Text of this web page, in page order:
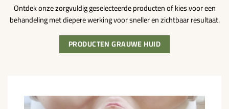
Ontdek onze zorgvuldig geselecteerde producten of kies voor een
behandeling met diepere werking voor sneller en zichtbaar resultaat.
PRODUCTEN GRAUWE HUID